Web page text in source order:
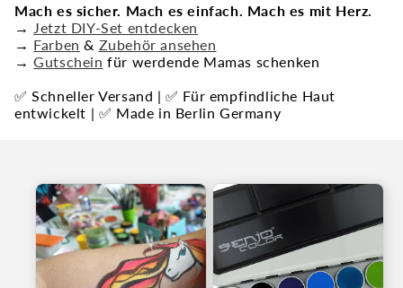
Mach es sicher. Mach es einfach. Mach es mit Herz.
→ Jetzt DIY-Set entdecken
→ Farben & Zubehör ansehen
→Gutschein für werdende Mamas schenken
✅ Schneller Versand | ✅ Für empfindliche Haut
entwickelt | ✅ Made in Berlin Germany